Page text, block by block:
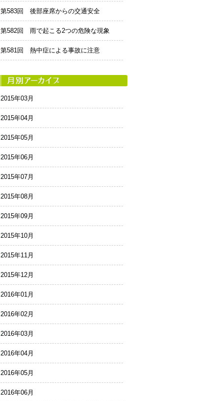
第583回 後部座席からの交通安全
第582回 雨で起こる2つの危険な現象
第581回 熱中症による事故に注意
2015年03月
2015年04月
2015年05月
2015年06月
2015年07月
2015年08月
2015年09月
2015年10月
2015年11月
2015年12月
2016年01月
2016年02月
2016年03月
2016年04月
2016年05月
2016年06月